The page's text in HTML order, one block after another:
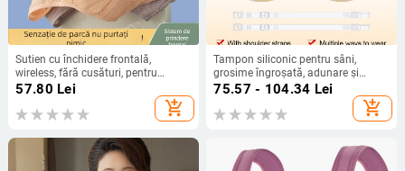
Sutien cu închidere frontală,
wireless, fără cusături, pentru
mărimi mari, ușor și răcoros pentru
57.80 Lei
add_shopping_cart
Tampon siliconic pentru sâni,
grosime îngroșată, adunare și
fixare, invizibil, acoperire a
mamelonului în formă de lacrimă,
luciu solid
75.57 - 104.34 Lei
add_shopping_cart